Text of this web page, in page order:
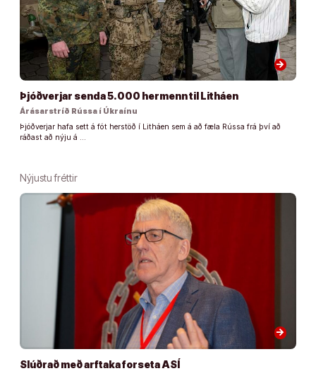
arrow_forward
Þjóðverjar senda 5.000 hermenn til Litháen
Árásarstríð Rússa í Úkraínu
Þjóðverjar hafa sett á fót herstöð í Litháen sem á að fæla Rússa frá því að
ráðast að nýju á …
Nýjustu fréttir
arrow_forward
Slúðrað með arftaka forseta ASÍ